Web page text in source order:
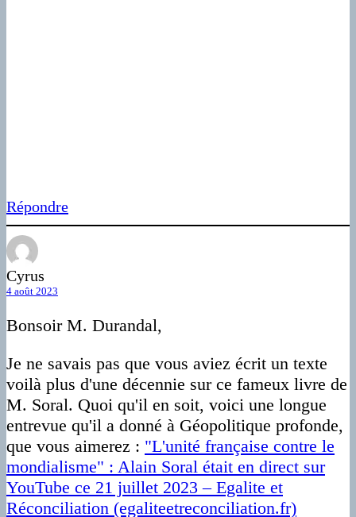
Répondre
Cyrus
4 août 2023
Bonsoir M. Durandal,
Je ne savais pas que vous aviez écrit un texte
voilà plus d'une décennie sur ce fameux livre de
M. Soral. Quoi qu'il en soit, voici une longue
entrevue qu'il a donné à Géopolitique profonde,
que vous aimerez : "L'unité française contre le
mondialisme" : Alain Soral était en direct sur
YouTube ce 21 juillet 2023 – Egalite et
Réconciliation (egaliteetreconciliation.fr)